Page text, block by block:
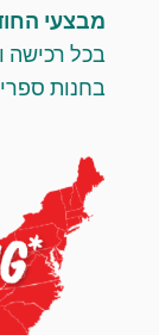
מבצעי
בחנות